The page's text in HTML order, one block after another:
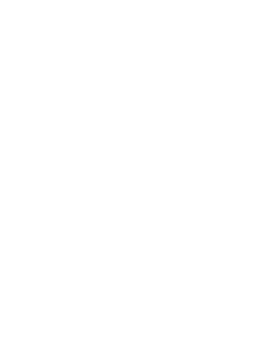
#dobobegai
#MyMelody